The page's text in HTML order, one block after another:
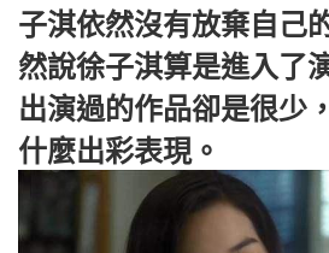
子淇依然沒有放棄自己
然說徐子淇算是進入了
出演過的作品卻是很少
什麼出彩表現。